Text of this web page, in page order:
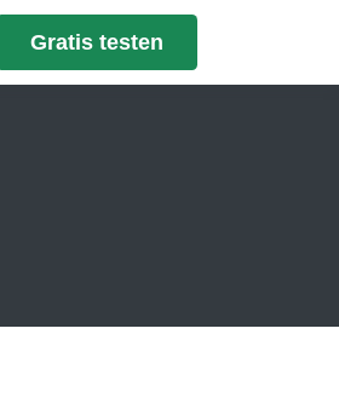
Gratis testen